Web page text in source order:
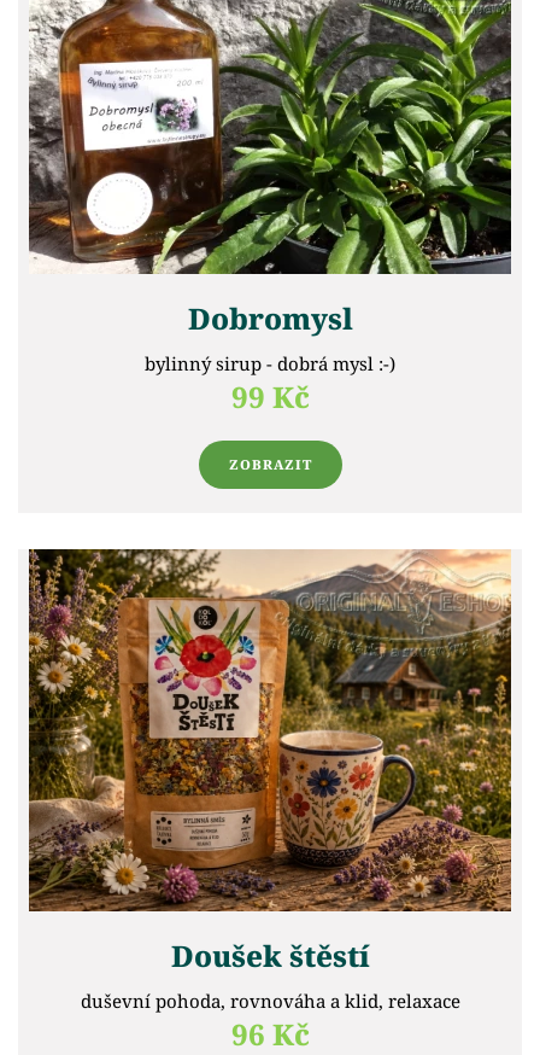
Dobromysl
bylinný sirup - dobrá mysl :-)
99 Kč
ZOBRAZIT
Doušek štěstí
duševní pohoda, rovnováha a klid, relaxace
96 Kč